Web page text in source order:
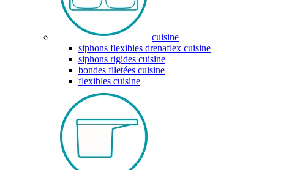
cuisine
siphons flexibles drenaflex cuisine
siphons rigides cuisine
bondes filetées cuisine
flexibles cuisine